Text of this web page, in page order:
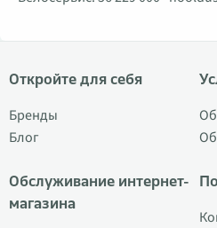
Откройте для себя
Бренды
Блог
Обслуживание интернет-
магазина